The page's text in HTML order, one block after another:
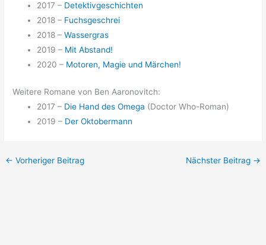
2017 – Detektivgeschichten
2018 – Fuchsgeschrei
2018 –Wassergras
2019 – Mit Abstand!
2020 – Motoren, Magie und Märchen!
Weitere Romane von Ben Aaronovitch:
2017 – Die Hand des Omega (Doctor Who-Roman)
2019 – Der Oktobermann
← Vorheriger Beitrag Nächster Beitrag →